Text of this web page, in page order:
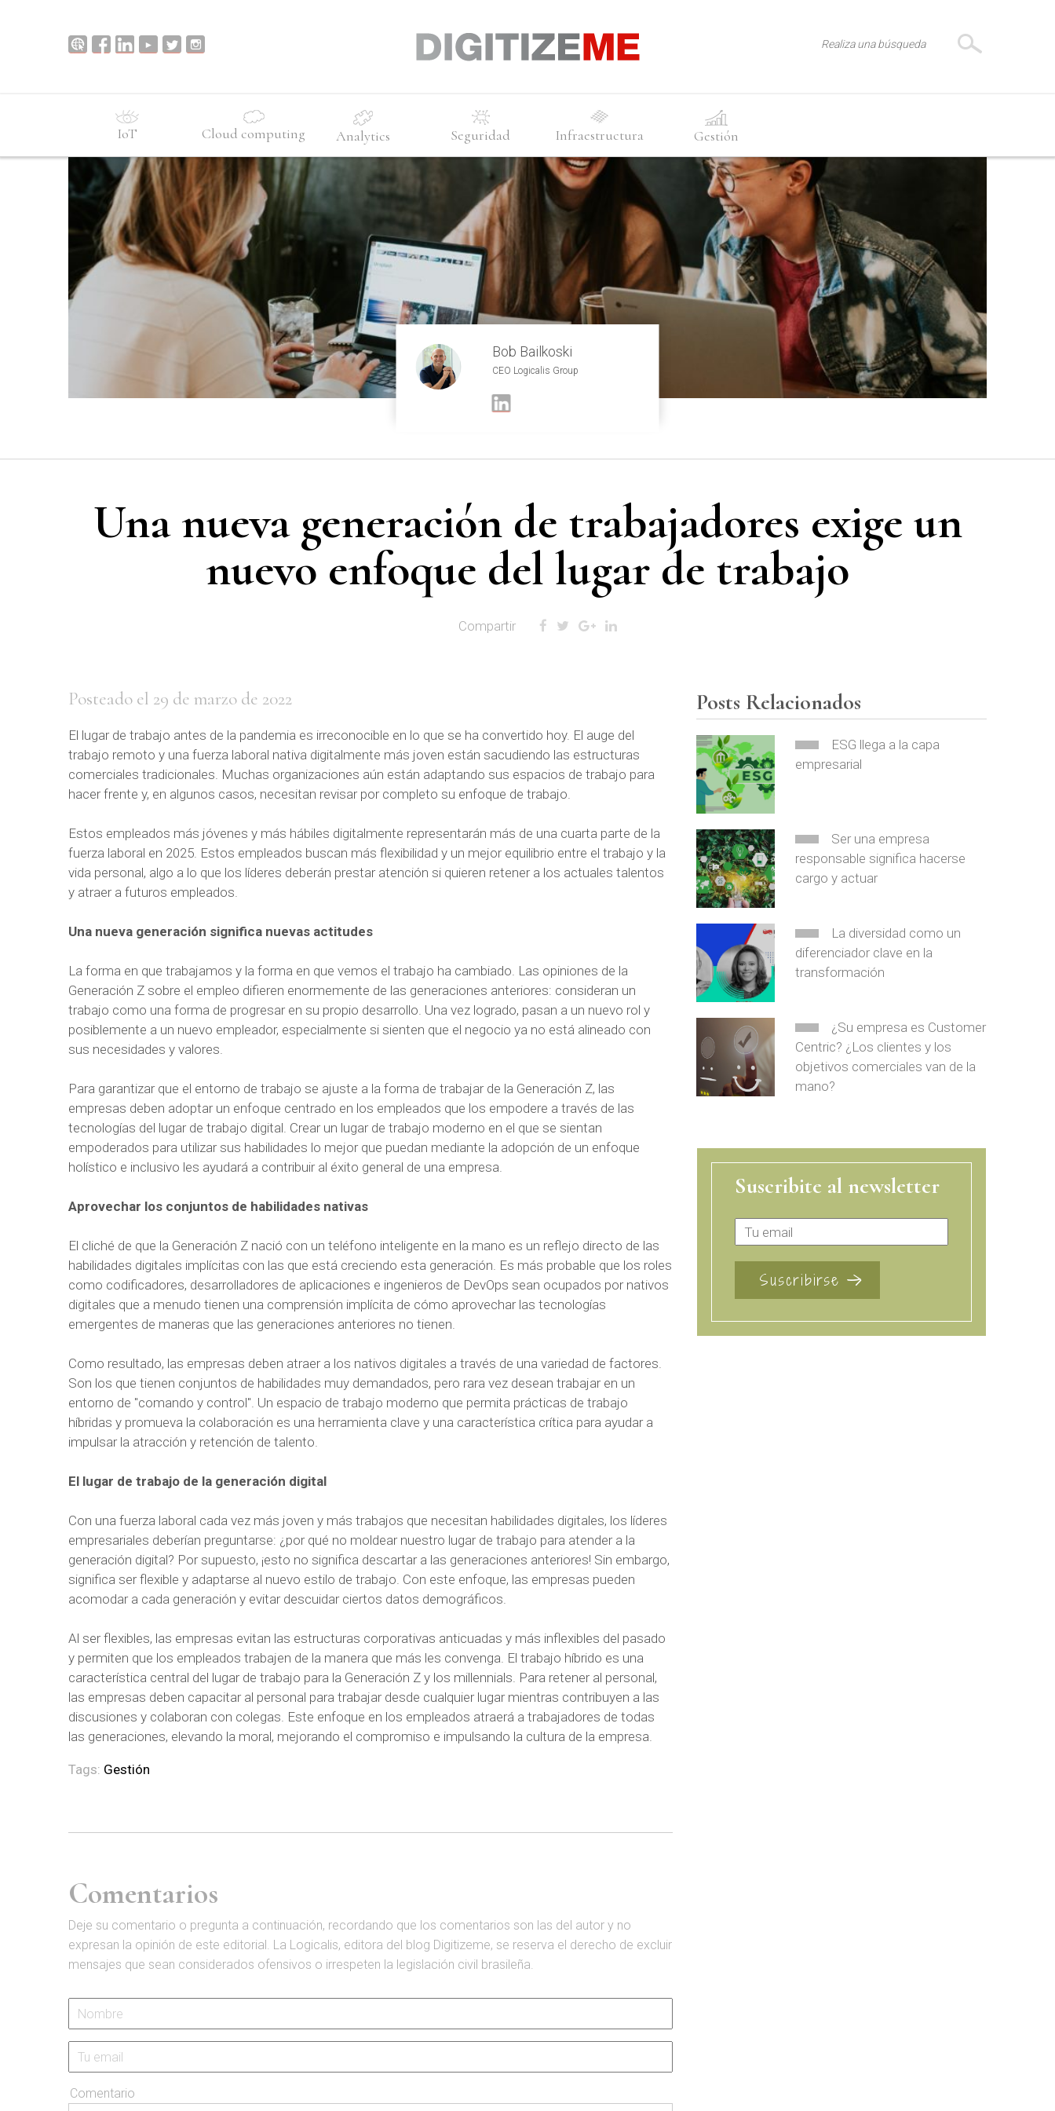
IoT Cloud computing Analytics Seguridad Infraestructura Gestión
Bob Bailkoski
CEO Logicalis Group
Una nueva generación de trabajadores exige un
nuevo enfoque del lugar de trabajo
Compartir
Posteado el 29 de marzo de 2022
El lugar de trabajo antes de la pandemia es irreconocible en lo que se ha convertido hoy. El auge del
trabajo remoto y una fuerza laboral nativa digitalmente más joven están sacudiendo las estructuras
comerciales tradicionales. Muchas organizaciones aún están adaptando sus espacios de trabajo para
hacer frente y, en algunos casos, necesitan revisar por completo su enfoque de trabajo.
Estos empleados más jóvenes y más hábiles digitalmente representarán más de una cuarta parte de la
fuerza laboral en 2025. Estos empleados buscan más flexibilidad y un mejor equilibrio entre el trabajo y la
vida personal, algo a lo que los líderes deberán prestar atención si quieren retener a los actuales talentos
y atraer a futuros empleados.
Una nueva generación significa nuevas actitudes
La forma en que trabajamos y la forma en que vemos el trabajo ha cambiado. Las opiniones de la
Generación Z sobre el empleo difieren enormemente de las generaciones anteriores: consideran un
trabajo como una forma de progresar en su propio desarrollo. Una vez logrado, pasan a un nuevo rol y
posiblemente a un nuevo empleador, especialmente si sienten que el negocio ya no está alineado con
sus necesidades y valores.
Para garantizar que el entorno de trabajo se ajuste a la forma de trabajar de la Generación Z, las
empresas deben adoptar un enfoque centrado en los empleados que los empodere a través de las
tecnologías del lugar de trabajo digital. Crear un lugar de trabajo moderno en el que se sientan
empoderados para utilizar sus habilidades lo mejor que puedan mediante la adopción de un enfoque
holístico e inclusivo les ayudará a contribuir al éxito general de una empresa.
Aprovechar los conjuntos de habilidades nativas
El cliché de que la Generación Z nació con un teléfono inteligente en la mano es un reflejo directo de las
habilidades digitales implícitas con las que está creciendo esta generación. Es más probable que los roles
como codificadores, desarrolladores de aplicaciones e ingenieros de DevOps sean ocupados por nativos
digitales que a menudo tienen una comprensión implícita de cómo aprovechar las tecnologías
emergentes de maneras que las generaciones anteriores no tienen.
Como resultado, las empresas deben atraer a los nativos digitales a través de una variedad de factores.
Son los que tienen conjuntos de habilidades muy demandados, pero rara vez desean trabajar en un
entorno de "comando y control". Un espacio de trabajo moderno que permita prácticas de trabajo
híbridas y promueva la colaboración es una herramienta clave y una característica crítica para ayudar a
impulsar la atracción y retención de talento.
El lugar de trabajo de la generación digital
Con una fuerza laboral cada vez más joven y más trabajos que necesitan habilidades digitales, los líderes
empresariales deberían preguntarse: ¿por qué no moldear nuestro lugar de trabajo para atender a la
generación digital? Por supuesto, ¡esto no significa descartar a las generaciones anteriores! Sin embargo,
significa ser flexible y adaptarse al nuevo estilo de trabajo. Con este enfoque, las empresas pueden
acomodar a cada generación y evitar descuidar ciertos datos demográficos.
Al ser flexibles, las empresas evitan las estructuras corporativas anticuadas y más inflexibles del pasado
y permiten que los empleados trabajen de la manera que más les convenga. El trabajo híbrido es una
característica central del lugar de trabajo para la Generación Z y los millennials. Para retener al personal,
las empresas deben capacitar al personal para trabajar desde cualquier lugar mientras contribuyen a las
discusiones y colaboran con colegas. Este enfoque en los empleados atraerá a trabajadores de todas
las generaciones, elevando la moral, mejorando el compromiso e impulsando la cultura de la empresa.
Tags: Gestión
Comentarios
Deje su comentario o pregunta a continuación, recordando que los comentarios son las del autor y no
expresan la opinión de este editorial. La Logicalis, editora del blog Digitizeme, se reserva el derecho de excluir
mensajes que sean considerados ofensivos o irrespeten la legislación civil brasileña.
Comentario
Posts Relacionados
ESG llega a la capa
empresarial
Ser una empresa
responsable significa hacerse
cargo y actuar
La diversidad como un
diferenciador clave en la
transformación
¿Su empresa es Customer
Centric? ¿Los clientes y los
objetivos comerciales van de la
mano?
Suscribite al newsletter